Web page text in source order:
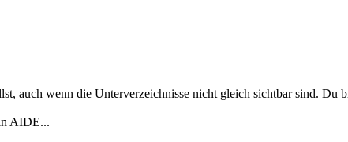
auch wenn die Unterverzeichnisse nicht gleich sichtbar sind. Du
AIDE...